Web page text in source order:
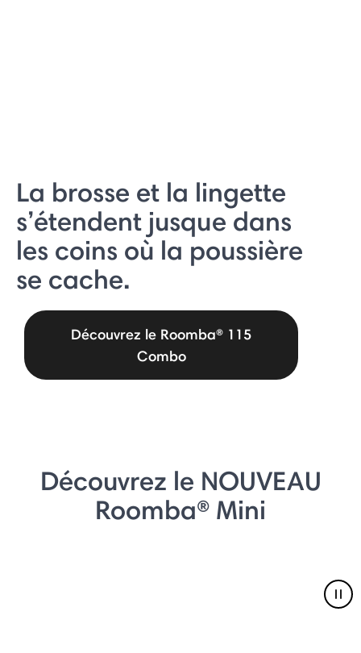
La brosse et la lingette
s’étendent jusque dans
les coins où la poussière
se cache.
Découvrez le Roomba® 115
Combo
Découvrez le NOUVEAU
Roomba® Mini